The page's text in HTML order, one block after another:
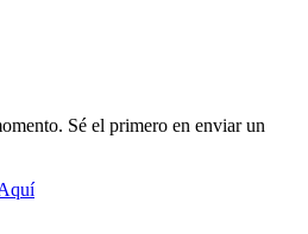
Sé el primero en enviar un